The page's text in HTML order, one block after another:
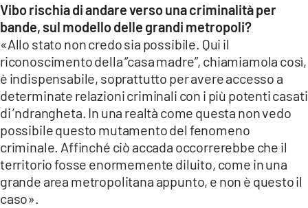
Vibo rischia di andare verso una criminalità per
bande, sul modello delle grandi metropoli?
«Allo stato non credo sia possibile. Qui il
riconoscimento della “casa madre”, chiamiamola così,
è indispensabile, soprattutto per avere accesso a
determinate relazioni criminali con i più potenti casati
di ’ndrangheta. In una realtà come questa non vedo
possibile questo mutamento del fenomeno
criminale. Affinché ciò accada occorrerebbe che il
territorio fosse enormemente diluito, come in una
grande area metropolitana appunto, e non è questo il
caso».